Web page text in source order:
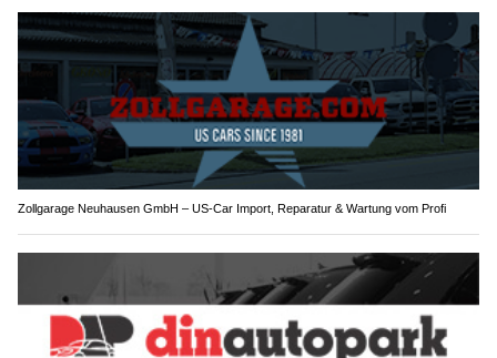
Zollgarage Neuhausen GmbH – US-Car Import, Reparatur & Wartung vom Profi